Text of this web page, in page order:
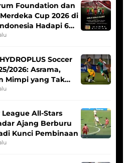
Foundation dan
Cup 2026 di
Hadapi 6
Soccer
2026: Asrama,
Mimpi yang Tak
League All-Stars
Ajang Berburu
Kunci Pembinaan